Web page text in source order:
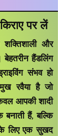
पर लें
शक्तिशाली और
बेहतरीन हैंडलिंग
संभव हो
रवैया है जो
आपकी शादी
हैं, बल्कि
के लिए एक सुखद